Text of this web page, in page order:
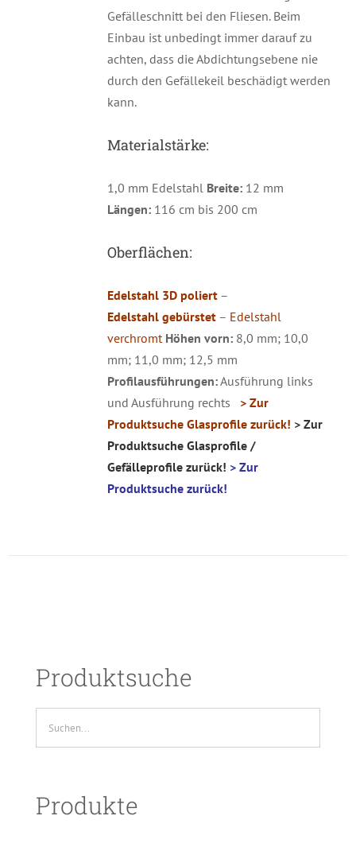
Gefälleschnitt bei den Fliesen. Beim
Einbau ist unbedingt immer darauf zu
achten, dass die Abdichtungsebene nie
durch den Gefällekeil beschädigt werden
kann.
Materialstärke:
1,0 mm Edelstahl Breite:12 mm
Längen:116 cm bis 200 cm
Oberflächen:
Edelstahl 3D poliert–
Edelstahl gebürstet– Edelstahl
verchromt Höhen vorn:8,0 mm; 10,0
mm; 11,0 mm; 12,5 mm
Profilausführungen:Ausführung links
und Ausführung rechts > Zur
Produktsuche Glasprofile zurück! > Zur
Produktsuche Glasprofile /
Gefälleprofile zurück! > Zur
Produktsuche zurück!
Produktsuche
Produkte